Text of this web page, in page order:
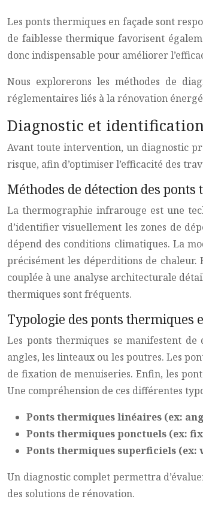
Les ponts thermiques en façade sont
de faiblesse thermique favorisent
donc indispensable pour améliorer
Nous explorerons les méthodes de
réglementaires liés à la rénovation
Diagnostic et
Avant toute intervention, un diagnostic
risque, afin d’optimiser l’efficacité des
Méthodes de détection des ponts
La thermographie infrarouge est une
d’identifier visuellement les zones de
dépend des conditions climatiques. La
précisément les déperditions de
couplée à une analyse architecturale
thermiques sont fréquents.
Typologie des ponts thermiques
Les ponts thermiques se manifestent
angles, les linteaux ou les poutres. Les
de fixation de menuiseries. Enfin, les
Une compréhension de ces différentes
Ponts thermiques linéaires (ex:
Ponts thermiques ponctuels (ex:
Ponts thermiques superficiels (ex:
Un diagnostic complet permettra
des solutions de rénovation.